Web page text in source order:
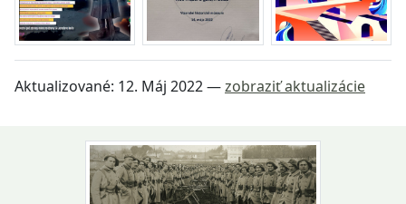
Aktualizované: 12. Máj 2022—zobraziť aktualizácie